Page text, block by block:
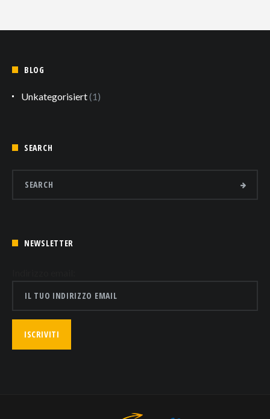
BLOG
Unkategorisiert(1)
SEARCH
NEWSLETTER